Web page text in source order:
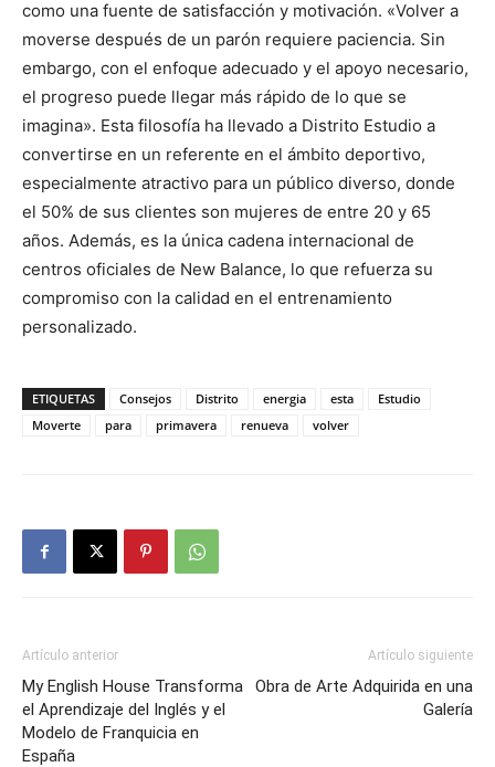
como una fuente de satisfacción y motivación. «Volver a
moverse después de un parón requiere paciencia. Sin
embargo, con el enfoque adecuado y el apoyo necesario,
el progreso puede llegar más rápido de lo que se
imagina». Esta filosofía ha llevado a Distrito Estudio a
convertirse en un referente en el ámbito deportivo,
especialmente atractivo para un público diverso, donde
el 50% de sus clientes son mujeres de entre 20 y 65
años. Además, es la única cadena internacional de
centros oficiales de New Balance, lo que refuerza su
compromiso con la calidad en el entrenamiento
personalizado.
ETIQUETAS Consejos Distrito energia esta
Estudio
Moverte
para primavera renueva volver
Artículo anterior
My English House Transforma
el Aprendizaje del Inglés y el
Modelo de Franquicia en
España
Artículo siguiente
Obra de Arte Adquirida en una
Galería